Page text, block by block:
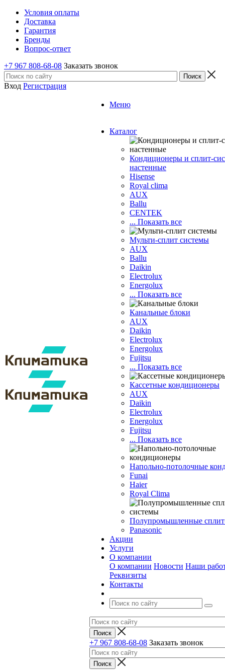
Условия оплаты
Доставка
Гарантия
Бренды
Вопрос-ответ
+7 967 808-68-08 Заказать звонок
Вход Регистрация
Меню
Каталог
Кондиционеры и сплит-
настенные
Hisense
Royal clima
AUX
Ballu
CENTEK
... Показать все
Мульти-сплит системы
AUX
Ballu
Daikin
Electrolux
Energolux
... Показать все
Канальные блоки
AUX
Dаikin
Electrolux
Energolux
Fujitsu
... Показать все
Кассетные кондиционеры
AUX
Daikin
Electrolux
Energolux
Fujitsu
... Показать все
Напольно-потолочные
Funai
Haier
Royal Clima
Полупромышленные
Panasonic
Акции
Услуги
О компании
О компании Новости Наши
Реквизиты
Контакты
+7 967 808-68-08 Заказать звонок